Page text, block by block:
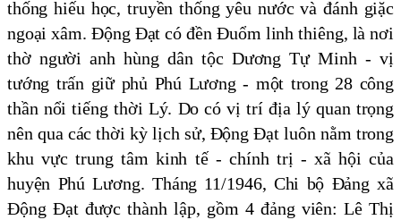
thống hiếu học, truyền thống yêu nước và đánh giặc
ngoại xâm. Động Đạt có đền Đuổm linh thiêng, là nơi
thờ người anh hùng dân tộc Dương Tự Minh - vị
tướng trấn giữ phủ Phú Lương - một trong 28 công
thần nổi tiếng thời Lý. Do có vị trí địa lý quan trọng
nên qua các thời kỳ lịch sử, Động Đạt luôn nằm trong
khu vực trung tâm kinh tế - chính trị - xã hội của
huyện Phú Lương. Tháng 11/1946, Chi bộ Đảng xã
Động Đạt được thành lập, gồm 4 đảng viên: Lê Thị